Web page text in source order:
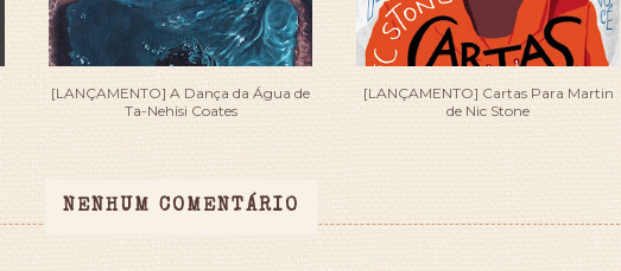
[LANÇAMENTO] A Dança da Água de
Ta-Nehisi Coates
[LANÇAMENTO] Cartas Para Martin
de Nic Stone
NENHUM COMENTÁRIO